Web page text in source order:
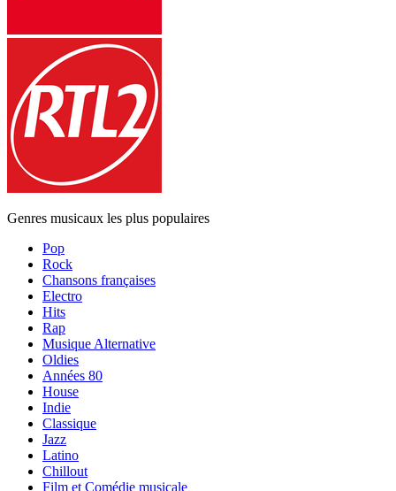
Genres musicaux les plus populaires
Pop
Rock
Chansons françaises
Electro
Hits
Rap
Musique Alternative
Oldies
Années 80
House
Indie
Classique
Jazz
Latino
Chillout
Film et Comédie musicale